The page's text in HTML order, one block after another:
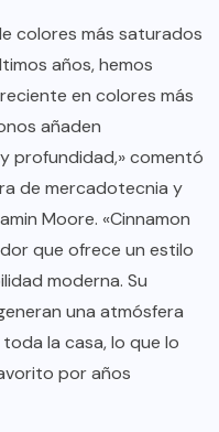
colores más saturados
años, hemos
en colores más
añaden
profundidad,» comentó
de mercadotecnia y
Moore. «Cinnamon
que ofrece un estilo
moderna. Su
una atmósfera
la casa, lo que lo
por años